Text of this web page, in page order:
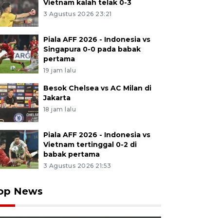
Vietnam kalah telak 0-3
3 Agustus 2026 23:21
Piala AFF 2026 - Indonesia vs
Singapura 0-0 pada babak
pertama
19 jam lalu
Besok Chelsea vs AC Milan di
Jakarta
18 jam lalu
Piala AFF 2026 - Indonesia vs
Vietnam tertinggal 0-2 di
babak pertama
3 Agustus 2026 21:53
News